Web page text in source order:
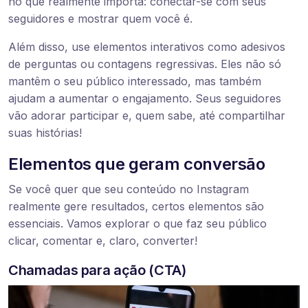
seguidores e mostrar quem você é.
Além disso, use elementos interativos como adesivos
de perguntas ou contagens regressivas. Eles não só
mantêm o seu público interessado, mas também
ajudam a aumentar o engajamento. Seus seguidores
vão adorar participar e, quem sabe, até compartilhar
suas histórias!
Elementos que geram conversão
Se você quer que seu conteúdo no Instagram
realmente gere resultados, certos elementos são
essenciais. Vamos explorar o que faz seu público
clicar, comentar e, claro, converter!
Chamadas para ação (CTA)